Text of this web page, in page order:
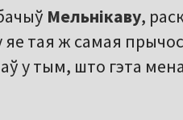
Мельнікаву,
яе тая ж самая
у тым, што гэта